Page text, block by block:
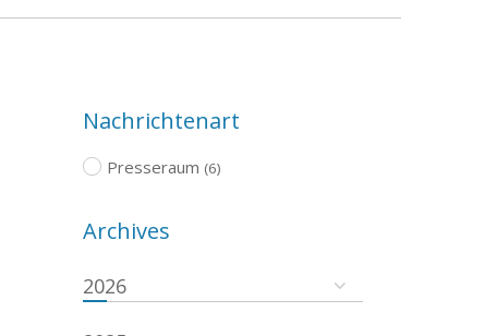
Nachrichtenart
Presseraum (6)
Archives
2026